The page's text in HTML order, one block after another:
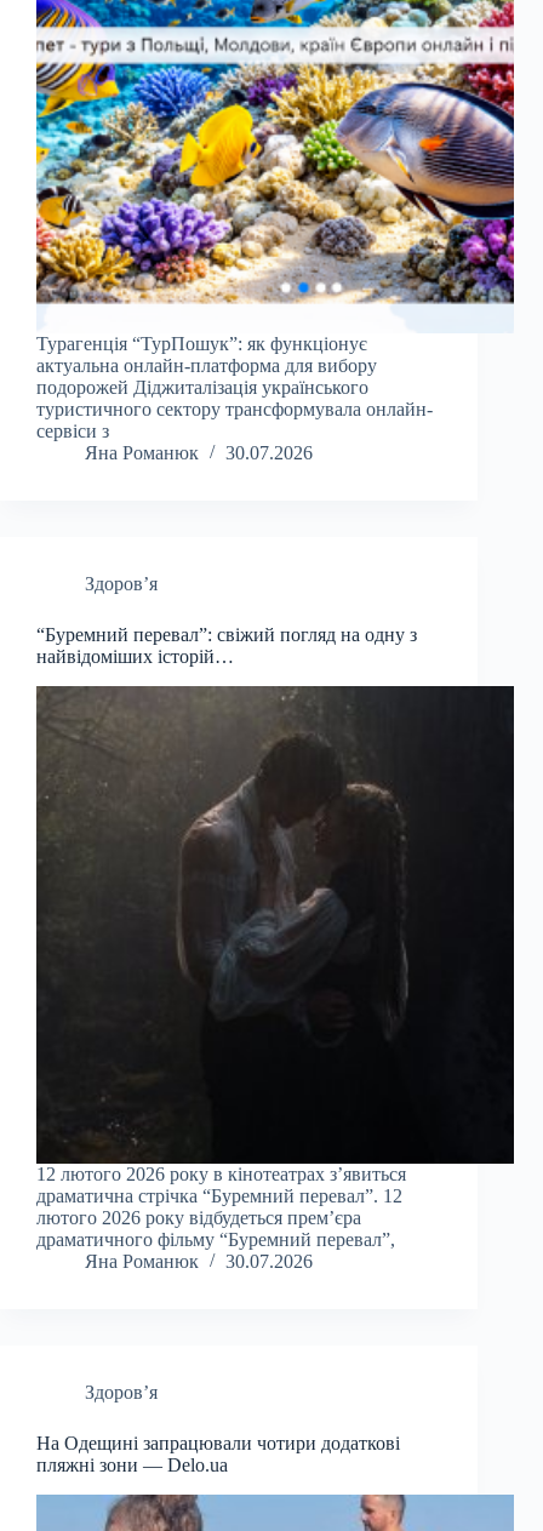
Турагенція “ТурПошук”: як функціонує
актуальна онлайн-платформа для вибору
подорожей Діджиталізація українського
туристичного сектору трансформувала онлайн-
сервіси з
Яна Романюк
30.07.2026
Здоров’я
“Буремний перевал”: свіжий погляд на одну з
найвідоміших історій…
12 лютого 2026 року в кінотеатрах з’явиться
драматична стрічка “Буремний перевал”. 12
лютого 2026 року відбудеться прем’єра
драматичного фільму “Буремний перевал”,
Яна Романюк
30.07.2026
Здоров’я
На Одещині запрацювали чотири додаткові
пляжні зони — Delo.ua